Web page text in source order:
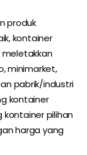
produk
kontainer
meletakkan
minimarket,
pabrik/industri
kontainer
kontainer pilihan
harga yang